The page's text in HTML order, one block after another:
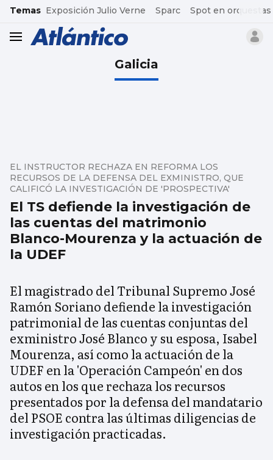
common.go-to-content
Temas Exposición Julio Verne Sparc Spot en orquestas
header.menu.open
Galicia
El TS defiende la investigación de
las cuentas del matrimonio
Blanco-Mourenza y la actuación de
la UDEF
EL INSTRUCTOR RECHAZA EN REFORMA LOS
RECURSOS DE LA DEFENSA DEL EXMINISTRO, QUE
CALIFICÓ LA INVESTIGACIÓN DE 'PROSPECTIVA'
El magistrado del Tribunal Supremo José
Ramón Soriano defiende la investigación
patrimonial de las cuentas conjuntas del
exministro José Blanco y su esposa, Isabel
Mourenza, así como la actuación de la
UDEF en la 'Operación Campeón' en dos
autos en los que rechaza los recursos
presentados por la defensa del mandatario
del PSOE contra las últimas diligencias de
investigación practicadas.